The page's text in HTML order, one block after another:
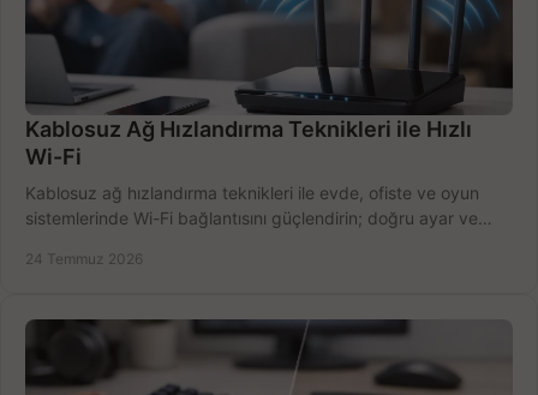
Kablosuz Ağ Hızlandırma Teknikleri ile Hızlı
Wi-Fi
Kablosuz ağ hızlandırma teknikleri ile evde, ofiste ve oyun
sistemlerinde Wi-Fi bağlantısını güçlendirin; doğru ayar ve
24 Temmuz 2026